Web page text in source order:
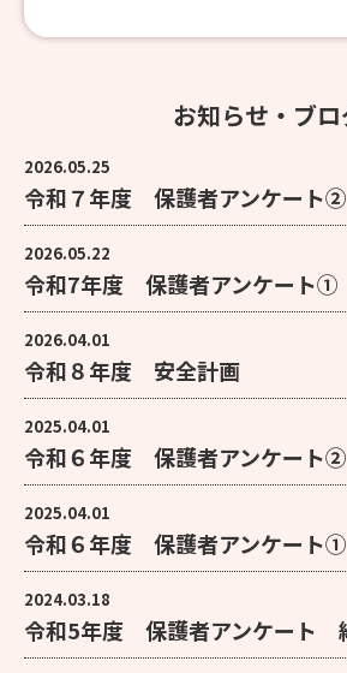
お知らせ・ブ
2026.05.25
令和７年度 保護者アンケート②
2026.05.22
令和7年度 保護者アンケート①
2026.04.01
令和８年度 安全計画
2025.04.01
令和６年度 保護者アンケート②
2025.04.01
令和６年度 保護者アンケート①
2024.03.18
令和5年度 保護者アンケート